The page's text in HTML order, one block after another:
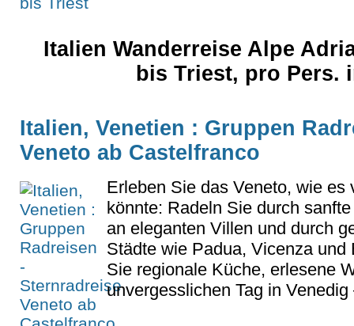
Italien Wanderreise Alpe
bis Triest, pro Pers.
Italien, Venetien : Gruppen
Veneto ab Castelfranco
Erleben Sie das Veneto, wie es
könnte: Radeln Sie durch
an eleganten Villen und durch
Städte wie Padua, Vicenza
Sie regionale Küche, erlesene
unvergesslichen Tag in Venedig